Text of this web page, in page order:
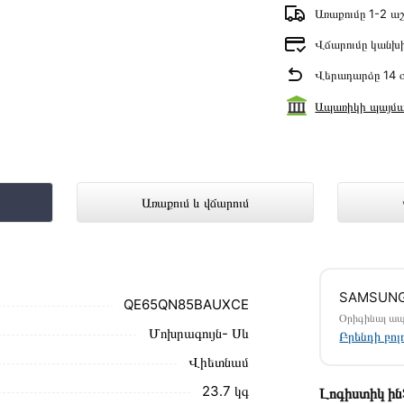
Առաքումը 1-2
Վճարումը
Վերադարձը 14
Ապառիկի
Առաքում և վճարում
ներկայացված է Technomix
առաքման և վճարման պայմանները
հետ՝ համաձայնեցնելու առաքման
QE65QN85BAUXCE
Մոխրագույն- Սև
Վիետնամ
23․7 կգ
Օրիգինալ
Բրենդի
Լոգիստիկ